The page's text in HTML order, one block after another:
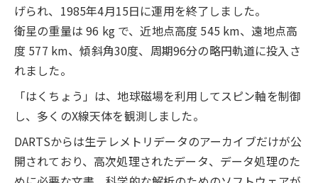
げられ、1985年4月15日に運用を終了しました。
衛星の重量は 96 kg で、近地点高度 545 km、遠地点高
度 577 km、傾斜角30度、周期96分の略円軌道に投入さ
れました。
「はくちょう」は、地球磁場を利用してスピン軸を制御
し、多くのX線天体を観測しました。
DARTSからは生テレメトリデータのアーカイブだけが公
開されており、高次処理されたデータ、データ処理のた